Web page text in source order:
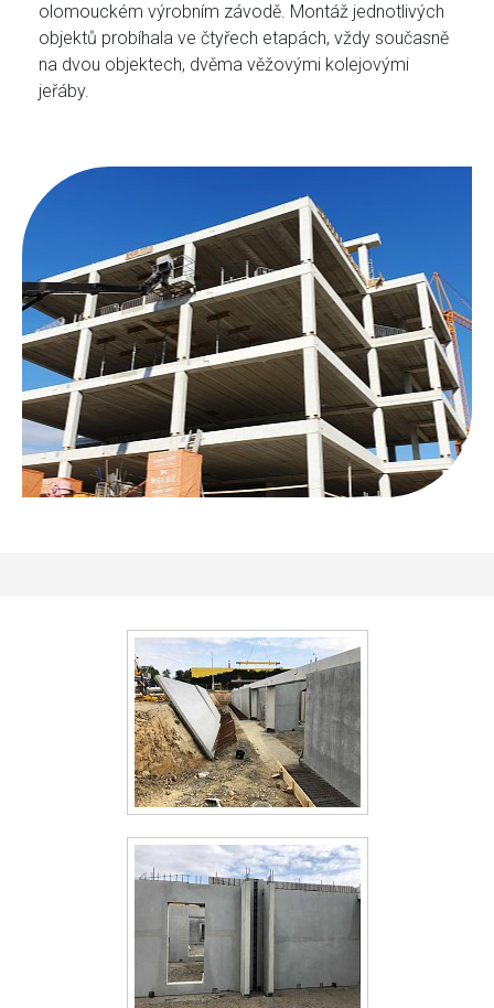
olomouckém výrobním závodě. Montáž jednotlivých
objektů probíhala ve čtyřech etapách, vždy současně
na dvou objektech, dvěma věžovými kolejovými
jeřáby.